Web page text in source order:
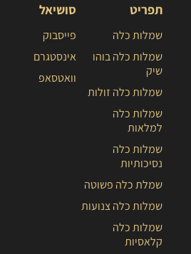
תפריט
שמלות כלה
שמלות כלה בוהו
שיק
שמלות כלה זולות
שמלות כלה
למלאות
שמלות כלה
נסיכותיות
שמלת כלה פשוטה
שמלות כלה צנועות
שמלות כלה
קלאסיות
סושיאל
פייסבוק
אינסטגרם
וואטסאפ